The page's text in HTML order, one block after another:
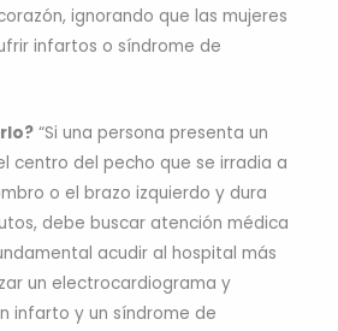
ignorando que las mujeres
infartos o síndrome de
“Si una persona presenta un
centro del pecho que se irradia a
o el brazo izquierdo y dura
debe buscar atención médica
acudir al hospital más
un electrocardiograma y
infarto y un síndrome de